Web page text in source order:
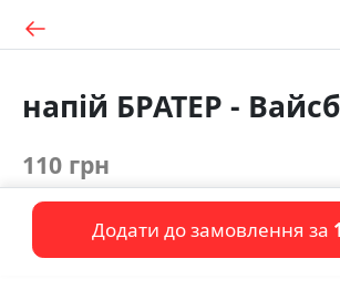
напій БРАТЕР -
110 грн
Додати до замовлення за